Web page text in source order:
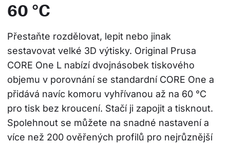
60 °C
Přestaňte rozdělovat, lepit nebo jinak
sestavovat velké 3D výtisky. Original Prusa
CORE One L nabízí dvojnásobek tiskového
objemu v porovnání se standardní CORE One a
přidává navíc komoru vyhřívanou až na 60 °C
pro tisk bez kroucení. Stačí ji zapojit a tisknout.
Spolehnout se můžete na snadné nastavení a
více než 200 ověřených profilů pro nejrůznější